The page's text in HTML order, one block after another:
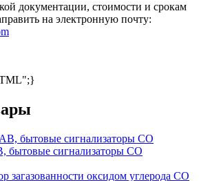
документации, стоимости и срокам
на электронную почту:
сигнализаторы CO